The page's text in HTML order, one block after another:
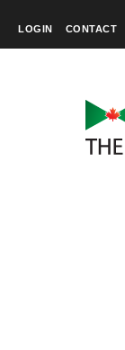
LOGIN CONTACT